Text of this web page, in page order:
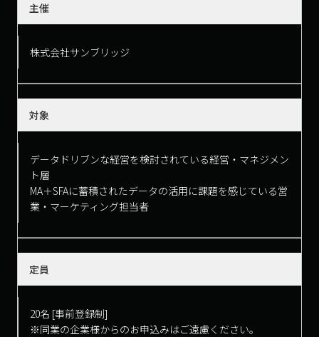
主催
株式会社サンブリッジ
対象
データドリブンな経営を検討されている経営・マネジメン
ト層
MA＋SFAに蓄積されたデータの活用に課題を感じている営
業・マーケティング担当者
定員
20名 [事前登録制]
※同業の企業様からのお申込みはご遠慮ください。